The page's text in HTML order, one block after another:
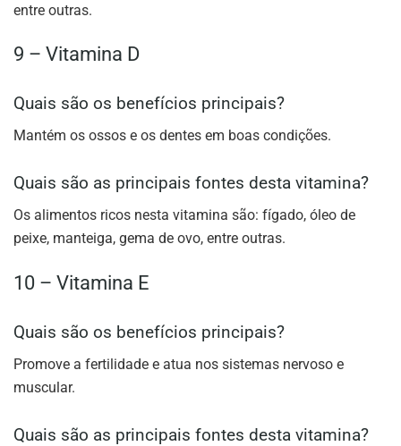
entre outras.
9 – Vitamina D
Quais são os benefícios principais?
Mantém os ossos e os dentes em boas condições.
Quais são as principais fontes desta vitamina?
Os alimentos ricos nesta vitamina são: fígado, óleo de
peixe, manteiga, gema de ovo, entre outras.
10 – Vitamina E
Quais são os benefícios principais?
Promove a fertilidade e atua nos sistemas nervoso e
muscular.
Quais são as principais fontes desta vitamina?